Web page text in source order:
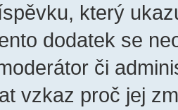
který
dodatek se
či
vzkaz proč jej